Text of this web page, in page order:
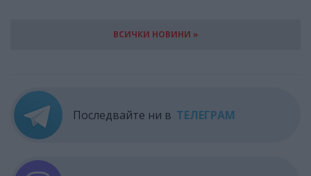
ВСИЧКИ НОВИНИ »
Последвайте ни в ТЕЛЕГРАМ